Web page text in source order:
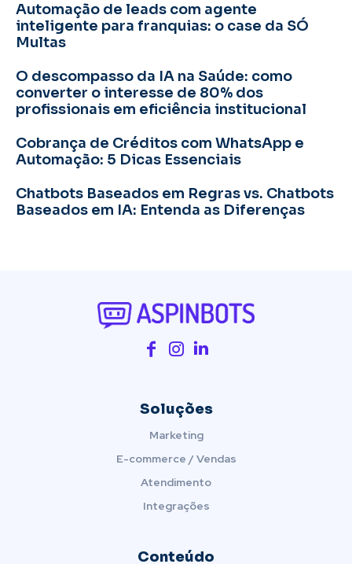
Automação de leads com agente
inteligente para franquias: o case da SÓ
Multas
O descompasso da IA na Saúde: como
converter o interesse de 80% dos
profissionais em eficiência institucional
Cobrança de Créditos com WhatsApp e
Automação: 5 Dicas Essenciais
Chatbots Baseados em Regras vs. Chatbots
Baseados em IA: Entenda as Diferenças
Soluções
Marketing
E-commerce / Vendas
Atendimento
Integrações
Conteúdo